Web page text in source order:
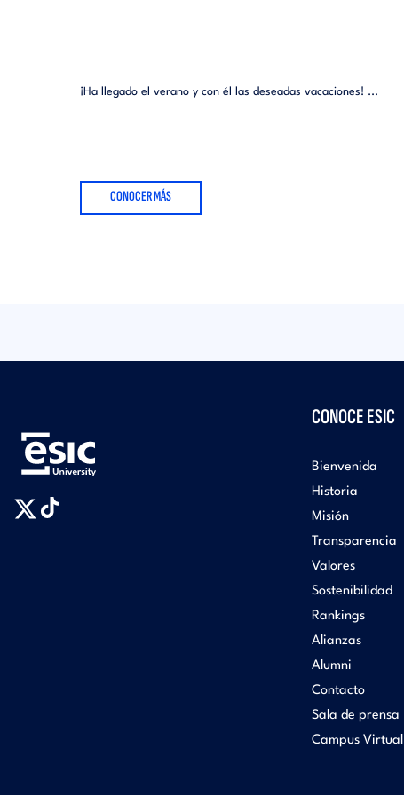
¡Ha llegado el verano y con él las deseadas vacaciones! ...
CONOCER MÁS
CONOCE ESIC
Bienvenida
Historia
Misión
Transparencia
Valores
Sostenibilidad
Rankings
Alianzas
Alumni
Contacto
Sala de prensa
Campus Virtual